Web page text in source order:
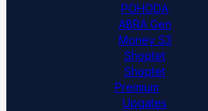
POHODA
ABRA Gen
Money S3
Shoptet
Shoptet
Premium
Upgates